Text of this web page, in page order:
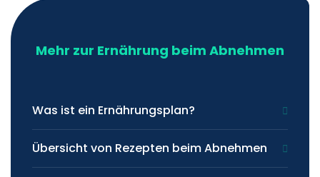
Mehr zur Ernährung beim Abnehmen
Was ist ein Ernährungsplan?
Übersicht von Rezepten beim Abnehmen